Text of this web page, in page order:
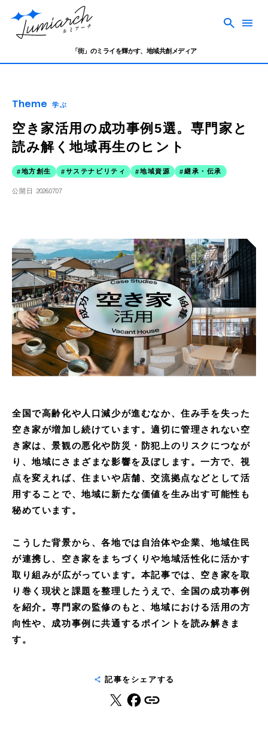
「街」のミライを輝かす、地域共創メディア
Theme 学ぶ
空き家活用の成功事例5選。専門家と
読み解く地域再生のヒント
地方創生 サステナビリティ 地域資源 継承・伝承
公開日 2026.07.07
全国で高齢化や人口減少が進むなか、住み手を失った
空き家が増加し続けています。適切に管理されない空
き家は、景観の悪化や防災・防犯上のリスクにつなが
り、地域にさまざまな影響を及ぼします。一方で、視
点を変えれば、住まいや店舗、交流拠点などとして活
用することで、地域に新たな価値を生み出す可能性も
秘めています。
こうした背景から、各地では自治体や企業、地域住民
が連携し、空き家をまちづくりや地域活性化に活かす
取り組みが広がっています。本記事では、空き家を取
り巻く現状と課題を整理したうえで、全国の成功事例
を紹介。専門家の監修のもと、地域における活用の方
向性や、成功事例に共通するポイントを読み解きま
す。
記事をシェアする